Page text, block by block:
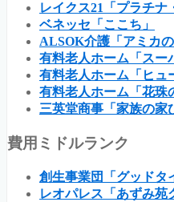
レイクス21「プラチナ
ベネッセ「ここち」
ALSOK介護「アミカの
有料老人ホーム「スー
有料老人ホーム「ヒュ
有料老人ホーム「花珠
三英堂商事「家族の家
費用ミドルランク
創生事業団「グッドタ
レオパレス「あずみ苑